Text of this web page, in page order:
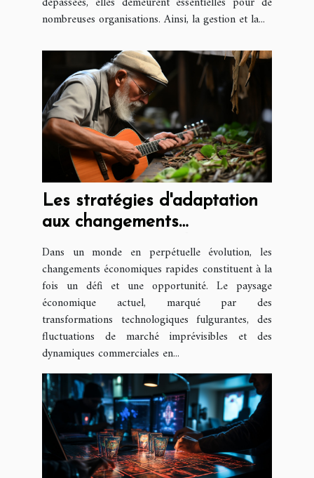
nombreuses organisations. Ainsi, la gestion et la...
Les stratégies d'adaptation
aux changements
économiques rapides
Dans un monde en perpétuelle évolution, les
changements économiques rapides constituent à la
fois un défi et une opportunité. Le paysage
économique actuel, marqué par des
transformations technologiques fulgurantes, des
fluctuations de marché imprévisibles et des
dynamiques commerciales en...